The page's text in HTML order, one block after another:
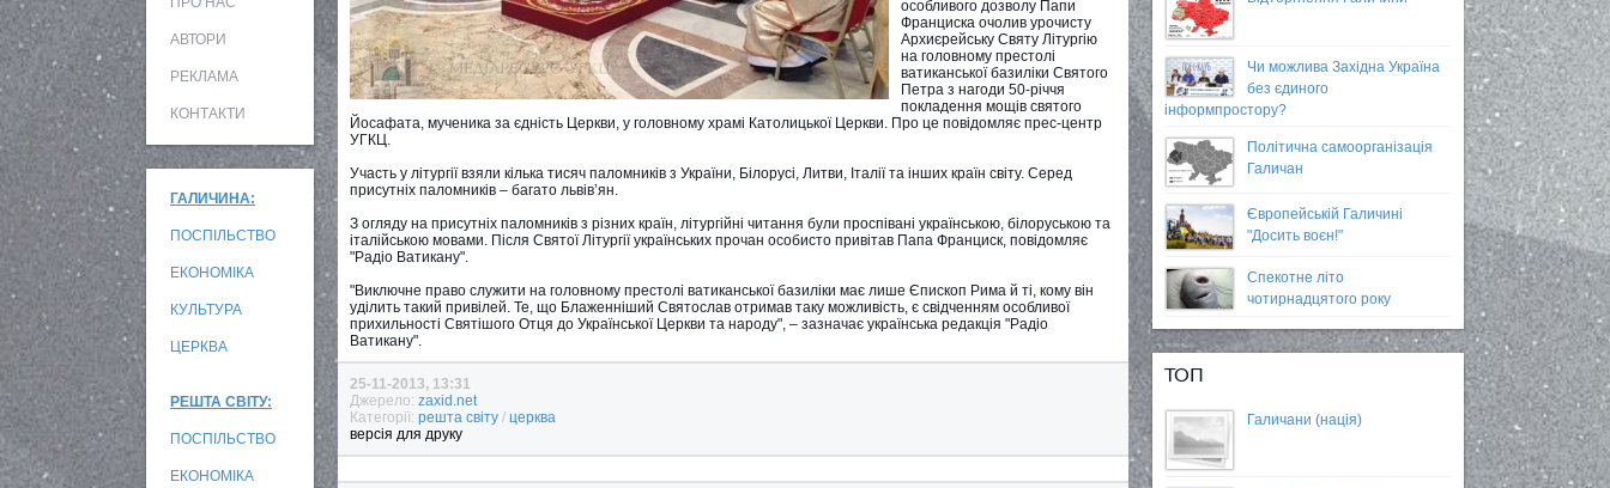
АВТОРИ
РЕКЛАМА
КОНТАКТИ
ГАЛИЧИНА:
ПОСПІЛЬСТВО
ЕКОНОМІКА
КУЛЬТУРА
ЦЕРКВА
РЕШТА СВІТУ:
ПОСПІЛЬСТВО
ЕКОНОМІКА
особливого дозволу Папи
Франциска очолив урочисту
Архиєрейську Святу Літургію
на головному престолі
ватиканської базиліки Святого
Петра з нагоди 50-річчя
покладення мощів святого
Йосафата, мученика за єдність Церкви, у головному храмі Католицької Церкви. Про це повідомляє прес-центр
УГКЦ.
Участь у літургії взяли кілька тисяч паломників з України, Білорусі, Литви, Італії та інших країн світу. Серед
присутніх паломників – багато львів’ян.
З огляду на присутніх паломників з різних країн, літургійні читання були проспівані українською, білоруською та
італійською мовами. Після Святої Літургії українських прочан особисто привітав Папа Франциск, повідомляє
"Радіо Ватикану".
"Виключне право служити на головному престолі ватиканської базиліки має лише Єпископ Рима й ті, кому він
уділить такий привілей. Те, що Блаженніший Святослав отримав таку можливість, є свідченням особливої
прихильності Святішого Отця до Української Церкви та народу", – зазначає українська редакція "Радіо
Ватикану".
25-11-2013, 13:31
Джерело: zaxid.net
Категорії: решта світу / церква
версія для друку
Чи можлива Західна Україна
без єдиного
інформпростору?
Політична самоорганізація
Галичан
Європейській Галичині
"Досить воєн!"
Спекотне літо
чотирнадцятого року
ТОП
Галичани (нація)